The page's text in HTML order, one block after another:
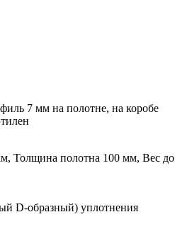
7 мм на полотне, на коробе
Толщина полотна 100 мм, Вес до
D-образный) уплотнения